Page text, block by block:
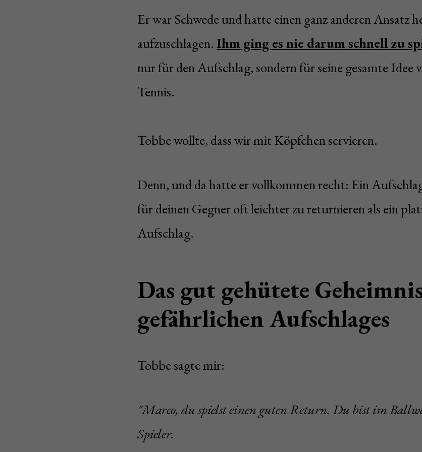
Er war Schwede und hatte einen ganz anderen Ansatz
aufzuschlagen. Ihm ging es nie darum schnell zu
nur für den Aufschlag, sondern für seine gesamte Idee
Tennis.
Tobbe wollte, dass wir mit Köpfchen servieren.
Denn, und da hatte er vollkommen recht: Ein
für deinen Gegner oft leichter zu returnieren als ein
Aufschlag.
Das gut gehütete
gefährlichen Aufschlages
Tobbe sagte mir:
"Marco, du spielst einen guten Return. Du bist im
Spieler.